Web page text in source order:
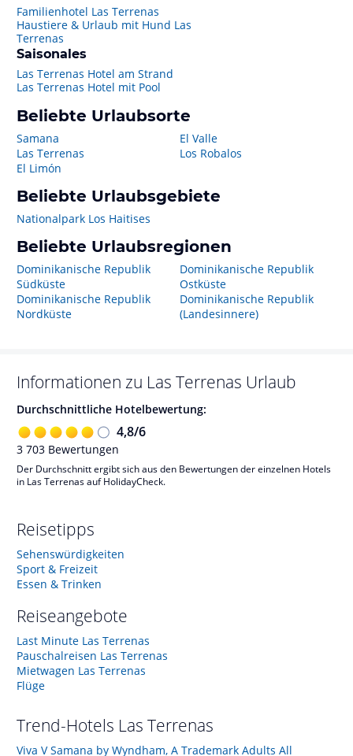
Familienhotel Las Terrenas
Haustiere & Urlaub mit Hund Las
Terrenas
Saisonales
Las Terrenas Hotel am Strand
Las Terrenas Hotel mit Pool
Beliebte Urlaubsorte
Samana
Las Terrenas
El Limón
El Valle
Los Robalos
Beliebte Urlaubsgebiete
Nationalpark Los Haitises
Beliebte Urlaubsregionen
Dominikanische Republik
Südküste
Dominikanische Republik
Nordküste
Dominikanische Republik
Ostküste
Dominikanische Republik
(Landesinnere)
Informationen zu Las Terrenas Urlaub
Durchschnittliche Hotelbewertung:
4,8/6
3 703 Bewertungen
Der Durchschnitt ergibt sich aus den Bewertungen der einzelnen Hotels
in Las Terrenas auf HolidayCheck.
Reisetipps
Sehenswürdigkeiten
Sport & Freizeit
Essen & Trinken
Reiseangebote
Last Minute Las Terrenas
Pauschalreisen Las Terrenas
Mietwagen Las Terrenas
Flüge
Trend-Hotels Las Terrenas
Viva V Samana by Wyndham, A Trademark Adults All